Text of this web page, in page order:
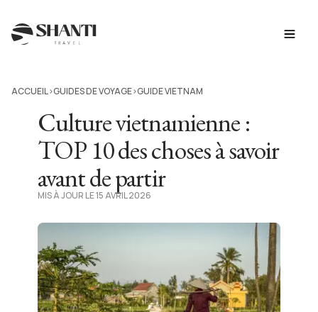
ACCUEIL>GUIDES DE VOYAGE>GUIDE VIETNAM
Culture vietnamienne :
TOP 10 des choses à savoir
avant de partir
MIS À JOUR LE 15 AVRIL 2026